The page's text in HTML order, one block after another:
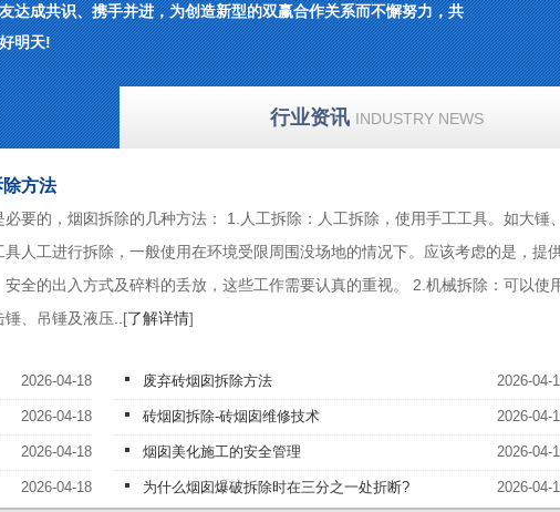
达成共识、携手并进，为创造新型的双赢合作关系而不懈努力，共
明天!
行业资讯 INDUSTRY NEWS
除方法
必要的，烟囱拆除的几种方法： 1.人工拆除：人工拆除，使用手工工具。如大锤、
具人工进行拆除，一般使用在环境受限周围没场地的情况下。应该考虑的是，提
安全的出入方式及碎料的丢放，这些工作需要认真的重视。 2.机械拆除：可以使
锤、吊锤及液压..[了解详情]
2026-04-18 废弃砖烟囱拆除方法 2026-04-
2026-04-18 砖烟囱拆除-砖烟囱维修技术 2026-04-
2026-04-18 烟囱美化施工的安全管理 2026-04-
2026-04-18 为什么烟囱爆破拆除时在三分之一处折断? 2026-04-